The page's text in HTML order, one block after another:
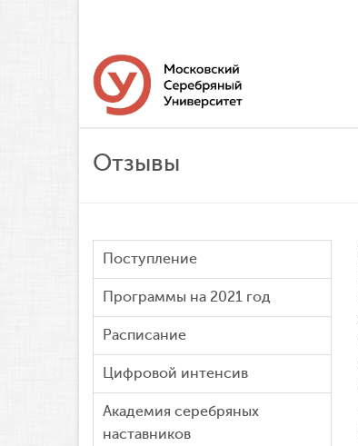
Отзывы
Поступление
Программы на 2021 год
Расписание
Цифровой интенсив
Академия серебряных
наставников